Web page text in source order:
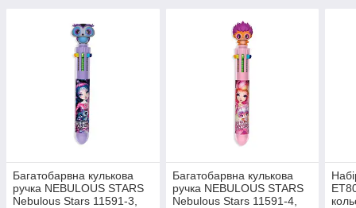
Багатобарвна кулькова
ручка NEBULOUS STARS
Nebulous Stars 11591-3,
Багатобарвна кулькова
ручка NEBULOUS STARS
Nebulous Stars 11591-4,